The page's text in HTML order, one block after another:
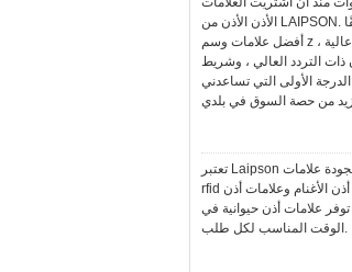
الأذن الأذن من LAIPSON. إنني أقدر حقًا
أفضل علامات وسم z ذات جودة عالية ،
ذات التردد العالي ، وشريط
الأولى التي تساعدني
تعتبر Laipson موردًا موثوقًا به لجودة علامات
rfid للأذن وعلامات أذن الأغنام وعلامات أذن
توفر علامات أذن حيوانية في
الوقت المناسب لكل طلب.